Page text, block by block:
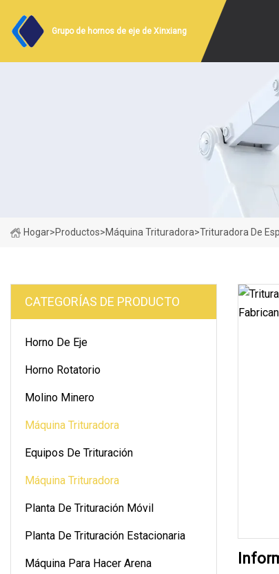
Grupo de hornos de eje de Xinxiang
Hogar>Productos>Máquina Trituradora>Trituradora De
CATEGORÍAS DE PRODUCTO
Horno De Eje
Horno Rotatorio
Molino Minero
Máquina Trituradora
Equipos De Trituración
Máquina Trituradora
Planta De Trituración Móvil
Planta De Trituración Estacionaria
Máquina Para Hacer Arena